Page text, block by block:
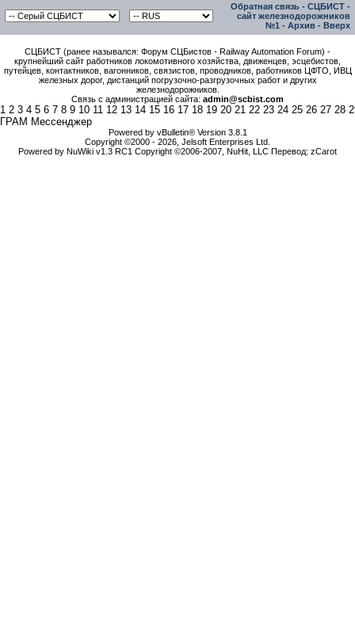
Обратная связь - СЦБИСТ -
сайт железнодорожников
№1 - Архив - Вверх
СЦБИСТ (ранее назывался: Форум СЦБистов - Railway Automation Forum) -
крупнейший сайт работников локомотивного хозяйства, движенцев, эсцебистов,
путейцев, контактников, вагонников, связистов, проводников, работников ЦФТО, ИВЦ
железных дорог, дистанций погрузочно-разгрузочных работ и других
железнодорожников.
Связь с администрацией сайта: admin@scbist.com
1 2 3 4 5 6 7 8 9 10 11 12 13 14 15 16 17 18 19 20 21 22 23 24 25 26 27 28
ГРАМ Мессенджер
Powered by vBulletin® Version 3.8.1
Copyright ©2000 - 2026, Jelsoft Enterprises Ltd.
Powered by NuWiki v1.3 RC1 Copyright ©2006-2007, NuHit, LLC Перевод: zCarot